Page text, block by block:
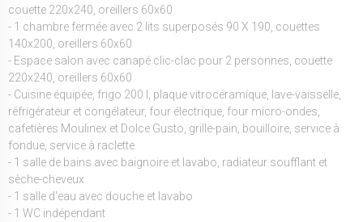
couette 220x240, oreillers 60x60
- 1 chambre fermée avec 2 lits superposés 90 X 190, couettes
140x200, oreillers 60x60
- Espace salon avec canapé clic-clac pour 2 personnes, couette
220x240, oreillers 60x60
- Cuisine équipée, frigo 200 l, plaque vitrocéramique, lave-vaisselle,
réfrigérateur et congélateur, four électrique, four micro-ondes,
cafetières Moulinex et Dolce Gusto, grille-pain, bouilloire, service à
fondue, service à raclette
- 1 salle de bains avec baignoire et lavabo, radiateur soufflant et
sèche-cheveux
- 1 salle d'eau avec douche et lavabo
- 1 WC indépendant